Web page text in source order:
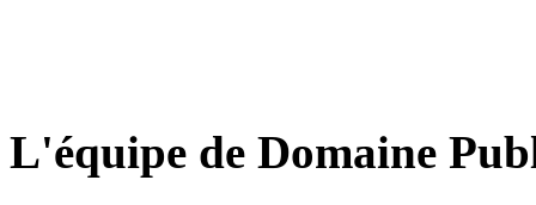
L'équipe de Domaine